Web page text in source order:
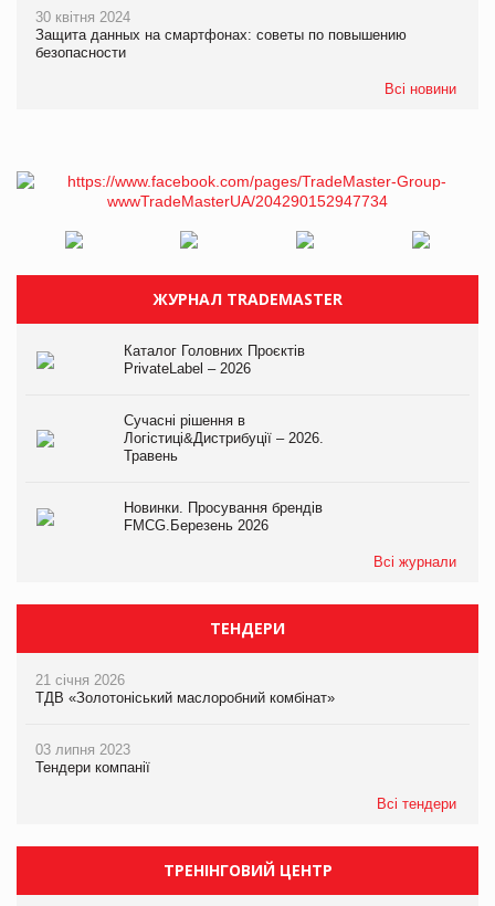
30 квітня 2024
Защита данных на смартфонах: советы по повышению
безопасности
Всі новини
ЖУРНАЛ TRADEMASTER
Каталог Головних Проєктів
PrivateLabel – 2026
Сучасні рішення в
Логістиці&Дистрибуції – 2026.
Травень
Новинки. Просування брендів
FMCG.Березень 2026
Всі журнали
ТЕНДЕРИ
21 січня 2026
ТДВ «Золотоніський маслоробний комбінат»
03 липня 2023
Тендери компанії
Всі тендери
ТРЕНІНГОВИЙ ЦЕНТР